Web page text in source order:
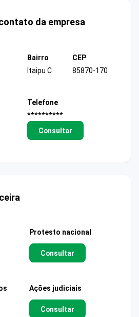
da empresa
Bairro
Itaipu C
CEP
85870-170
Telefone
**********
Consultar
Protesto nacional
Consultar
Ações judiciais
Consultar